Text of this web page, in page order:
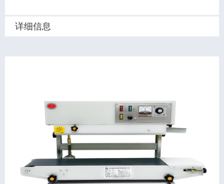
详细信息